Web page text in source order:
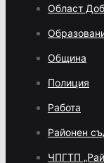
Област
Община
Полиция
Работа
Районен
ЧПГТП